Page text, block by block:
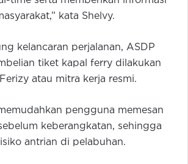
kata Shelvy.
kelancaran perjalanan, ASDP
tiket kapal ferry dilakukan
atau mitra kerja resmi.
pengguna memesan
keberangkatan, sehingga
antrian di pelabuhan.